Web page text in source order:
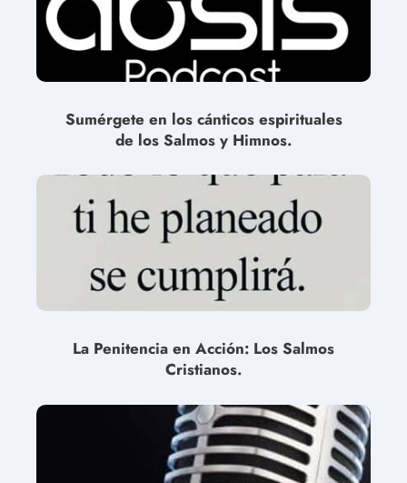
Sumérgete en los cánticos espirituales
de los Salmos y Himnos.
La Penitencia en Acción: Los Salmos
Cristianos.